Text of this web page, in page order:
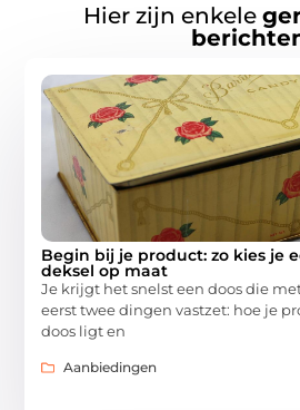
Hier zijn enkele
Begin bij je product: zo kies je
deksel op maat
Je krijgt het snelst een doos die
eerst twee dingen vastzet: hoe je
doos ligt en
Aanbiedingen